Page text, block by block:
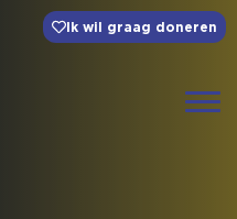
Ik wil graag doneren